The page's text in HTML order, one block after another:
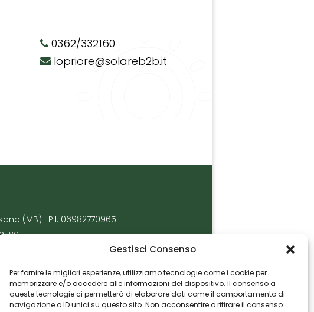
Gestisci Consenso
Per fornire le migliori esperienze, utilizziamo tecnologie come i cookie per
memorizzare e/o accedere alle informazioni del dispositivo. Il consenso a
queste tecnologie ci permetterà di elaborare dati come il comportamento di
navigazione o ID unici su questo sito. Non acconsentire o ritirare il consenso
0362/332160
lopriore@solareb2b.it
(MB)
P.I. 06982770965